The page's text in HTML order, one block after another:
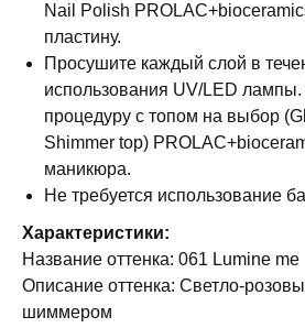
Nail Polish
пластину.
Просушите каждый слой в
использования UV/LED
процедуру с топом на выбор
Shimmer top)
маникюра.
Не требуется использование
Характеристики:
Название оттенка: 061 Lumine me
Описание оттенка: Светло-
шиммером